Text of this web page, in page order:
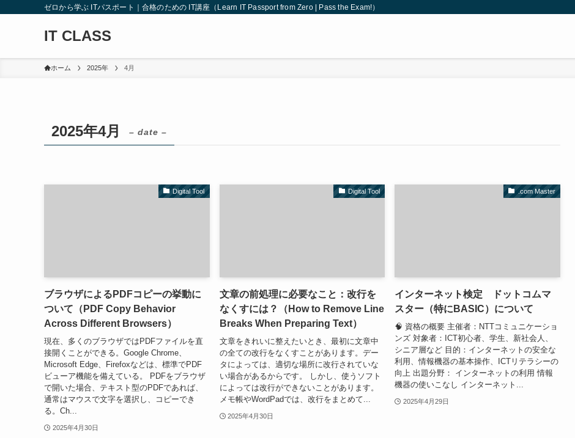
ゼロから学ぶ ITパスポート｜合格のための IT講座（Learn IT Passport from Zero | Pass the Exam!）
IT CLASS
ホーム 2025年 4月
2025年4月 – date –
Digital Tool
ブラウザによるPDFコピーの挙動に
ついて（PDF Copy Behavior
Across Different Browsers）
現在、多くのブラウザではPDFファイルを直
接開くことができる。Google Chrome、
Microsoft Edge、Firefoxなどは、標準でPDF
ビューア機能を備えている。 PDFをブラウザ
で開いた場合、テキスト型のPDFであれば、
通常はマウスで文字を選択し、コピーでき
る。Ch...
2025年4月30日
Digital Tool
文章の前処理に必要なこと：改行を
なくすには？（How to Remove Line
Breaks When Preparing Text）
文章をきれいに整えたいとき、最初に文章中
の全ての改行をなくすことがあります。デー
タによっては、適切な場所に改行されていな
い場合があるからです。 しかし、使うソフト
によっては改行ができないことがあります。
メモ帳やWordPadでは、改行をまとめて...
2025年4月30日
.com Master
インターネット検定 ドットコムマ
スター（特にBASIC）について
🧠 資格の概要 主催者：​NTTコミュニケーショ
ンズ 対象者：​ICT初心者、学生、新社会人、
シニア層など 目的：​インターネットの安全な
利用、情報機器の基本操作、ICTリテラシーの
向上 出題分野： インターネットの利用 情報
機器の使いこなし インターネット...
2025年4月29日